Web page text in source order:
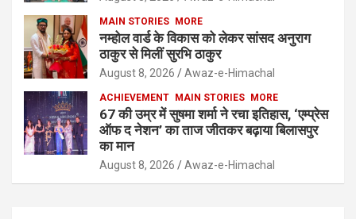
MAIN STORIES MORE
नम्होल वार्ड के विकास को लेकर सांसद अनुराग
ठाकुर से मिलीं सुरभि ठाकुर
August 8, 2026 Awaz-e-Himachal
ACHIEVEMENT MAIN STORIES MORE
67 की उम्र में सुषमा शर्मा ने रचा इतिहास, ‘एम्प्रेस
ऑफ द नेशन’ का ताज जीतकर बढ़ाया बिलासपुर
का मान
August 8, 2026 Awaz-e-Himachal